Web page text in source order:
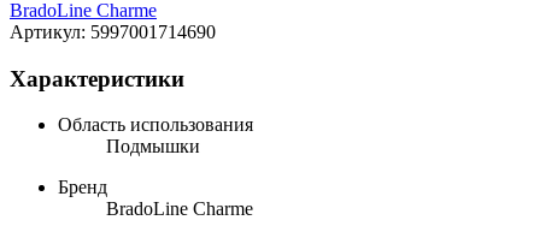
BradoLine Charme
Артикул: 5997001714690
Характеристики
Область использования
Подмышки
Бренд
BradoLine Charme